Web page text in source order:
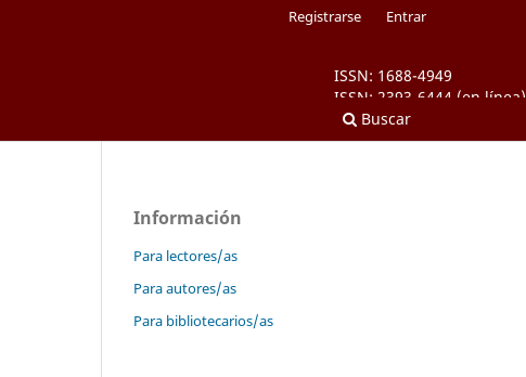
ISSN: 1688-4949
ISSN: 2393-6444 (en línea)
Buscar
Registrarse Entrar
Información
Para lectores/as
Para autores/as
Para bibliotecarios/as